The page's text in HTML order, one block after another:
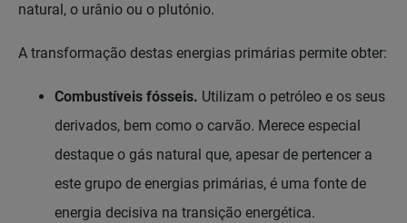
natural, o urânio ou o plutónio.
A transformação destas energias primárias permite obter:
Combustíveis fósseis. Utilizam o petróleo e os seus
derivados, bem como o carvão. Merece especial
destaque o gás natural que, apesar de pertencer a
este grupo de energias primárias, é uma fonte de
energia decisiva na transição energética.